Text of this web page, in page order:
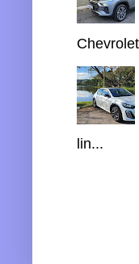
lin...